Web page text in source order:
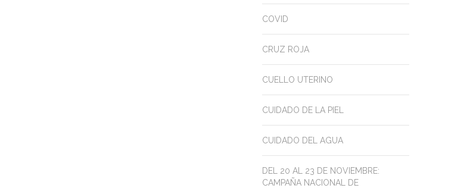
COVID
CRUZ ROJA
CUELLO UTERINO
CUIDADO DE LA PIEL
CUIDADO DEL AGUA
DEL 20 AL 23 DE NOVIEMBRE:
CAMPAÑA NACIONAL DE